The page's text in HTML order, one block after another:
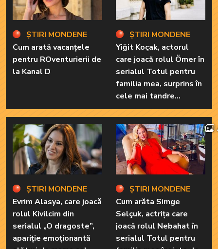
ȘTIRI MONDENE
Cum arată vacanțele
pentru ROventurierii de
la Kanal D
ȘTIRI MONDENE
Evrim Alasya, care joacă
rolul Kivilcim din
serialul „O dragoste”,
apariție emoționantă
ȘTIRI MONDENE
Yiğit Koçak, actorul
care joacă rolul Ömer în
serialul Totul pentru
familia mea, surprins în
cele mai tandre
ipostaze! Ele sunt
marile sale iubiri
ȘTIRI MONDENE
Cum arăta Simge
Selçuk, actrița care
joacă rolul Nebahat în
serialul Totul pentru